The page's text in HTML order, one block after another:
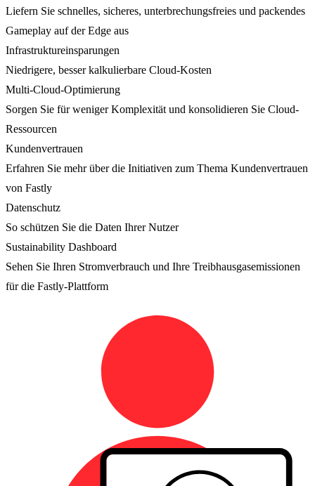
Liefern Sie schnelles, sicheres, unterbrechungsfreies und packendes
Gameplay auf der Edge aus
Infrastruktureinsparungen
Niedrigere, besser kalkulierbare Cloud-Kosten
Multi-Cloud-Optimierung
Sorgen Sie für weniger Komplexität und konsolidieren Sie Cloud-
Ressourcen
Kundenvertrauen
Erfahren Sie mehr über die Initiativen zum Thema Kundenvertrauen
von Fastly
Datenschutz
So schützen Sie die Daten Ihrer Nutzer
Sustainability Dashboard
Sehen Sie Ihren Stromverbrauch und Ihre Treibhausgasemissionen
für die Fastly-Plattform